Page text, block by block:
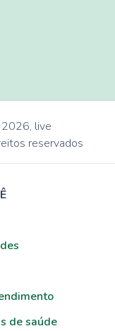
2026, live
reservados
de saúde